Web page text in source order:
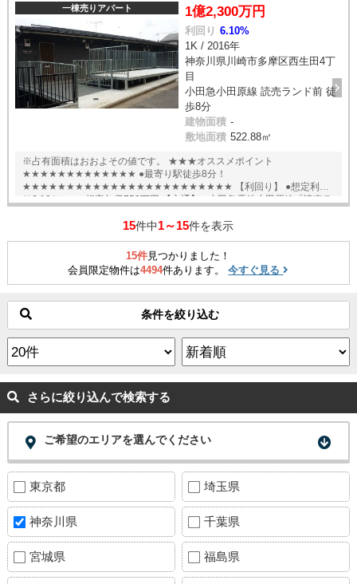
一棟売りアパート 1億2,300万円
利回り 6.10%
1K / 2016年
神奈川県川崎市多摩区西生田4丁
目
小田急小田原線 読売ランド前 徒
歩8分
建物面積 -
敷地面積 522.88㎡
※占有面積はおおよその値です。 ★★★オススメポイント
★★★★★★★★★★★★★ ●最寄り駅徒歩8分！
★★★★★★★★★★★★★★★★★★★★★★★★ 【利回り】 ●想定利回
り6.10％ ●想定年収750万円 【交通】 ●小田急電鉄小田原線「読売ラ
15件中1～15件を表示
15件見つかりました！
会員限定物件は4494件あります。今すぐ見る
条件を絞り込む
さらに絞り込んで検索する
ご希望のエリアを選んでください
東京都 埼玉県
神奈川県 千葉県
宮城県 福島県